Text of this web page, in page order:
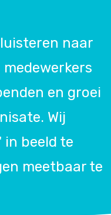
naar
en groei
Wij
in beeld te
meetbaar te